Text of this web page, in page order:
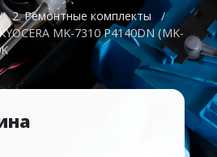
2. Ремонтные комплекты
/
MK-7310 P4140DN (MK-